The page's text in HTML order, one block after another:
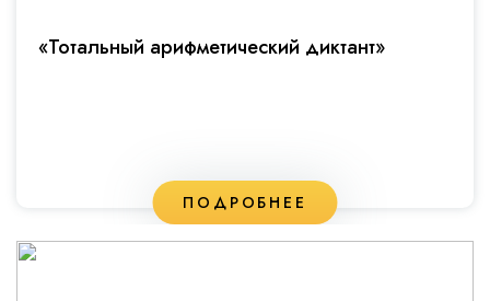
«Тотальный арифметический диктант»
ПОДРОБНЕЕ